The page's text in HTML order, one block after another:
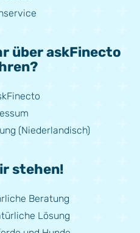
über askFinecto
(Niederlandisch)
stehen!
Beratung
Lösung